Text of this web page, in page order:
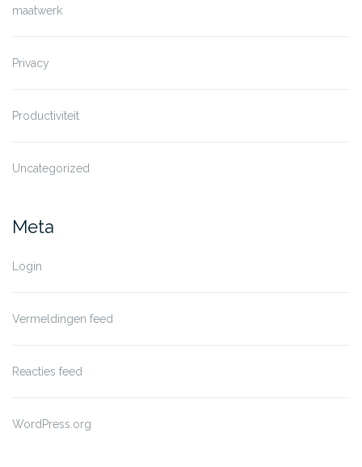
maatwerk
Privacy
Productiviteit
Uncategorized
Meta
Login
Vermeldingen feed
Reacties feed
WordPress.org